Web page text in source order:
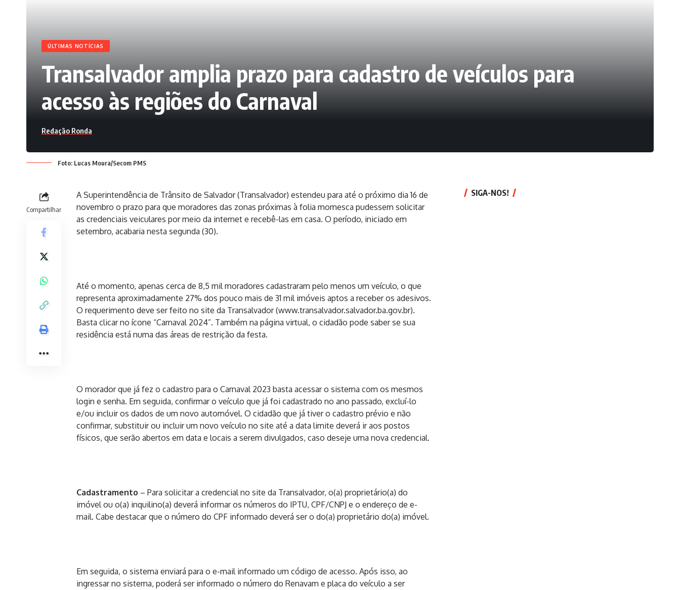
ÚLTIMAS NOTÍCIAS
Transalvador amplia prazo para cadastro de veículos para
acesso às regiões do Carnaval
Redação Ronda
Foto: Lucas Moura/Secom PMS
Compartilhar
A Superintendência de Trânsito de Salvador (Transalvador) estendeu para até o próximo dia 16 de
novembro o prazo para que moradores das zonas próximas à folia momesca pudessem solicitar
as credenciais veiculares por meio da internet e recebê-las em casa. O período, iniciado em
setembro, acabaria nesta segunda (30).
Até o momento, apenas cerca de 8,5 mil moradores cadastraram pelo menos um veículo, o que
representa aproximadamente 27% dos pouco mais de 31 mil imóveis aptos a receber os adesivos.
O requerimento deve ser feito no site da Transalvador (www.transalvador.salvador.ba.gov.br).
Basta clicar no ícone “Carnaval 2024”. Também na página virtual, o cidadão pode saber se sua
residência está numa das áreas de restrição da festa.
O morador que já fez o cadastro para o Carnaval 2023 basta acessar o sistema com os mesmos
login e senha. Em seguida, confirmar o veículo que já foi cadastrado no ano passado, excluí-lo
e/ou incluir os dados de um novo automóvel. O cidadão que já tiver o cadastro prévio e não
confirmar, substituir ou incluir um novo veículo no site até a data limite deverá ir aos postos
físicos, que serão abertos em data e locais a serem divulgados, caso deseje uma nova credencial.
Cadastramento – Para solicitar a credencial no site da Transalvador, o(a) proprietário(a) do
imóvel ou o(a) inquilino(a) deverá informar os números do IPTU, CPF/CNPJ e o endereço de e-
mail. Cabe destacar que o número do CPF informado deverá ser o do(a) proprietário do(a) imóvel.
Em seguida, o sistema enviará para o e-mail informado um código de acesso. Após isso, ao
ingressar no sistema, poderá ser informado o número do Renavam e placa do veículo a ser
SIGA-NOS!